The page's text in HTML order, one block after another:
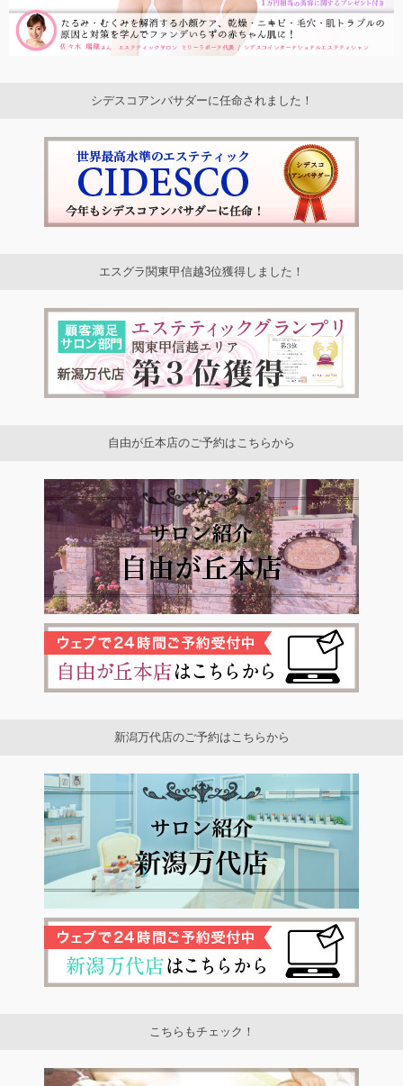
シデスコアンバサダーに任命されました！
エスグラ関東甲信越3位獲得しました！
自由が丘本店のご予約はこちらから
新潟万代店のご予約はこちらから
こちらもチェック！